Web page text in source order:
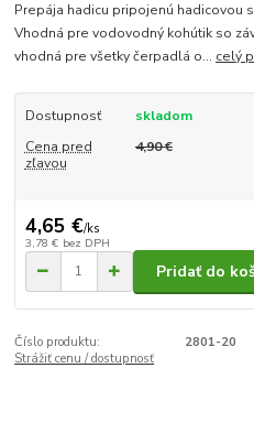
Prepája hadicu pripojenú hadicovou
Vhodná pre vodovodný kohútik so
vhodná pre všetky čerpadlá o... celý
Dostupnosť
skladom
Cena pred
zľavou
4,90 €
4,65 €/ks
3,78 € bez DPH
Pridať do
Číslo produktu:
2801-20
Strážiť cenu / dostupnosť